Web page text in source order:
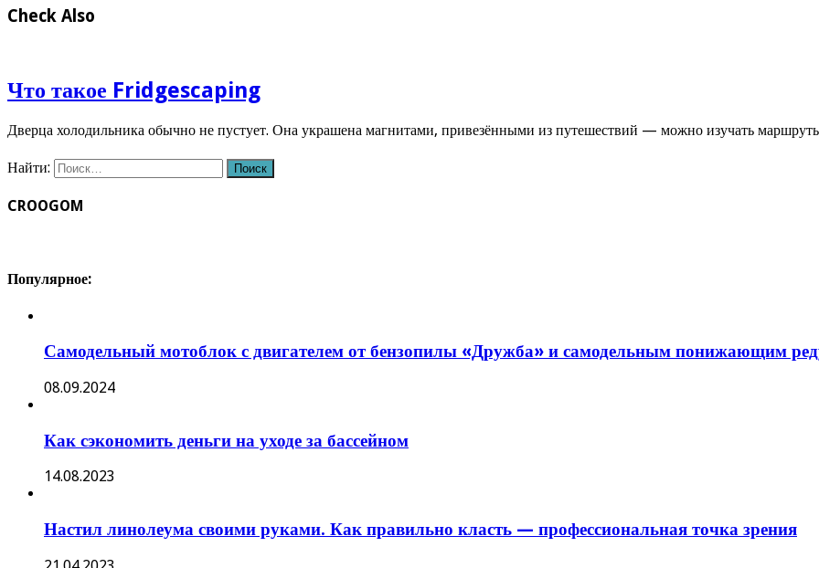
Check Also
Что такое Fridgescaping
Дверца холодильника обычно не пустует. Она украшена магнитами, привезёнными из путешествий — можно изучать
Найти:
CROOGOM
Популярное:
Самодельный мотоблок с двигателем от бензопилы «Дружба» и самодельным понижающим
08.09.2024
Как сэкономить деньги на уходе за бассейном
14.08.2023
Настил линолеума своими руками. Как правильно класть — профессиональная точка зрения